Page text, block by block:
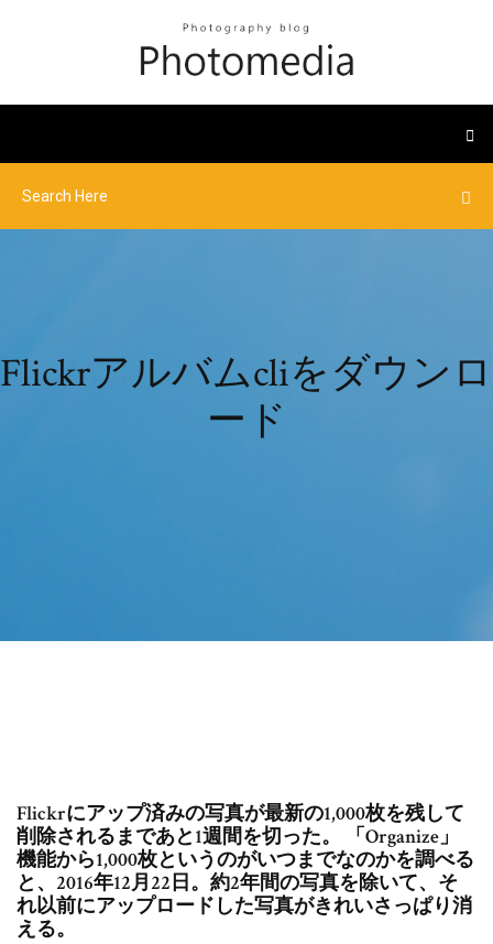
Flickrアルバムcliをダウンロ
ード
Flickrにアップ済みの写真が最新の1,000枚を残して
削除されるまであと1週間を切った。 「Organize」
機能から1,000枚というのがいつまでなのかを調べる
と、2016年12月22日。約2年間の写真を除いて、そ
れ以前にアップロードした写真がきれいさっぱり消
える。